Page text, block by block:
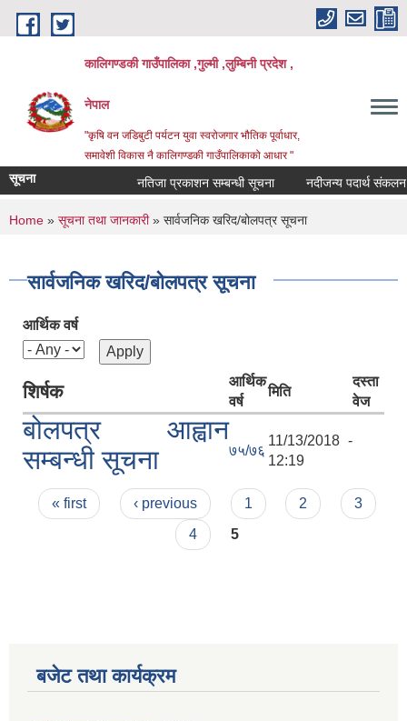
Skip to main content
कालिगण्डकी गाउँपालिका ,गुल्मी ,लुम्बिनी प्रदेश ,
नेपाल
"कृषि वन जडिबुटी पर्यटन युवा स्वरोजगार भौतिक पूर्वाधार,
समावेशी विकास नै कालिगण्डकी गाउँपालिकाको आधार "
सूचना नतिजा प्रकाशन सम्बन्धी सूचना नदीजन्य पदार्थ संकलन
You are here
Home » सूचना तथा जानकारी» सार्वजनिक खरिद/बोलपत्र सूचना
सार्वजनिक खरिद/बोलपत्र सूचना
आर्थिक वर्ष
शिर्षक
आर्थिक
वर्ष
मिति
दस्ता
वेज
बोलपत्र आह्वान
सम्बन्धी सूचना
७५/७६
11/13/2018 -
12:19
Pages
« first ‹ previous 1 2
3
4
5
बजेट तथा कार्यक्रम